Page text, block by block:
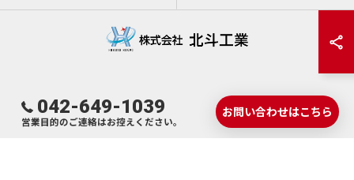
042-649-1039
営業目的のご連絡はお控えください。
お問い合わせはこちら
© 2026 東京の水道工事なら株式会社 北斗工業 ALL RIGHTS RESERVED.